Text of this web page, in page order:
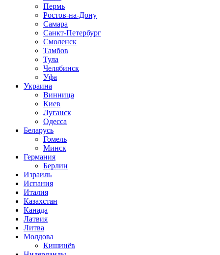
Пермь
Ростов-на-Дону
Самара
Санкт-Петербург
Смоленск
Тамбов
Тула
Челябинск
Уфа
Украина
Винница
Киев
Луганск
Одесса
Беларусь
Гомель
Минск
Германия
Берлин
Израиль
Испания
Италия
Казахстан
Канада
Латвия
Литва
Молдова
Кишинёв